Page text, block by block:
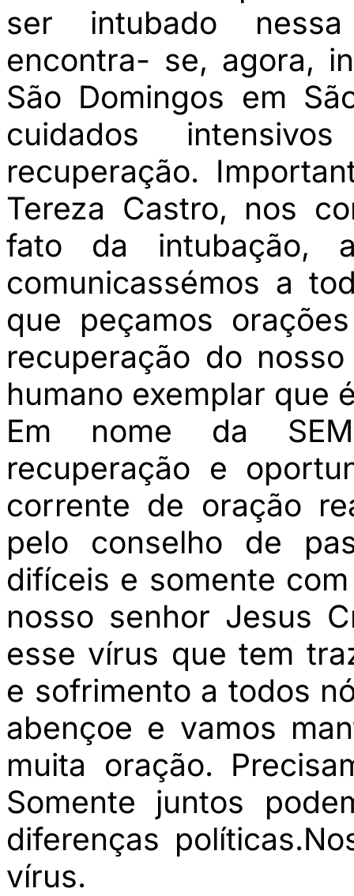
ser intubado
encontra- se, agora,
São Domingos em
cuidados
recuperação.
Tereza Castro, nos
fato da intubação,
comunicassémos a
que peçamos
recuperação do
humano exemplar que
Em nome da
recuperação e
corrente de oração
pelo conselho de
difíceis e somente
nosso senhor Jesus
esse vírus que tem
e sofrimento a todos
abençoe e vamos
muita oração.
Somente juntos
diferenças
vírus.